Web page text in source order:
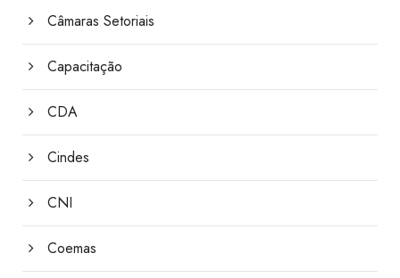
Câmaras Setoriais
Capacitação
CDA
Cindes
CNI
Coemas